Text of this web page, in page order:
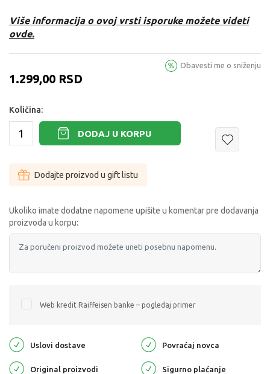
Više informacija o ovoj vrsti isporuke možete videti
ovde.
1.299,00 RSD
Obavesti me o sniženju
Količina:
DODAJ U KORPU
Dodajte proizvod u gift listu
Ukoliko imate dodatne napomene upišite u komentar pre dodavanja
proizvoda u korpu:
Web kredit Raiffeisen banke – pogledaj primer
Uslovi dostave Povraćaj novca
Original proizvodi Sigurno plaćanje